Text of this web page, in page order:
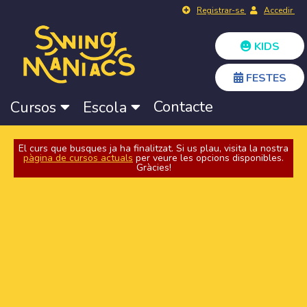
Registrar-se Accedir
KIDS
FESTES
Cursos Escola Contacte
El curs que busques ja ha finalitzat. Si us plau, visita la nostra
pàgina de cursos actuals per veure les opcions disponibles.
Gràcies!